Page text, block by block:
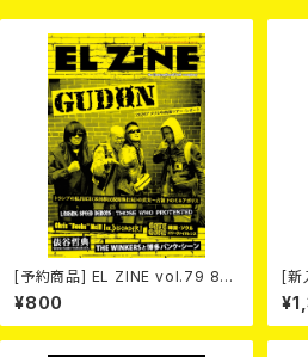
[予約商品] EL ZINE vol.79 8月
25日発売予定
¥800
[